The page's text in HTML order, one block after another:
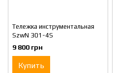
Тележка инструментальная
SzwN 301-4S
9 800 грн
Купить